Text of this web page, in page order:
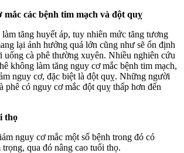
mắc các bệnh tim mạch và đột quỵ
tăng huyết áp, tuy nhiên mức tăng tương
lại ảnh hưởng quá lớn cũng như sẽ ổn định
cà phê thường xuyên. Nhiều nghiên cứu
không làm tăng nguy cơ mắc bệnh tim mạch,
nguy cơ, đặc biệt là đột quỵ. Những người
phê có nguy cơ mắc đột quỵ thấp hơn đến
thọ
nguy cơ mắc một số bệnh trong đó có
qua đó nâng cao tuổi thọ.